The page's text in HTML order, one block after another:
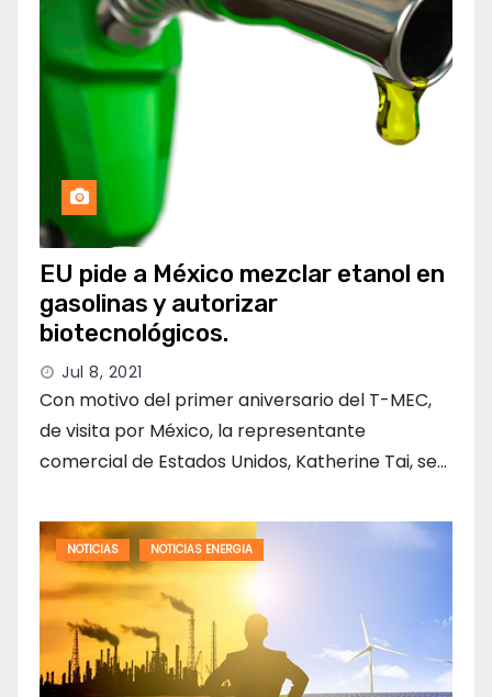
EU pide a México mezclar etanol en
gasolinas y autorizar
biotecnológicos.
Jul 8, 2021
Con motivo del primer aniversario del T-MEC,
de visita por México, la representante
comercial de Estados Unidos, Katherine Tai, se…
NOTICIAS NOTICIAS ENERGIA